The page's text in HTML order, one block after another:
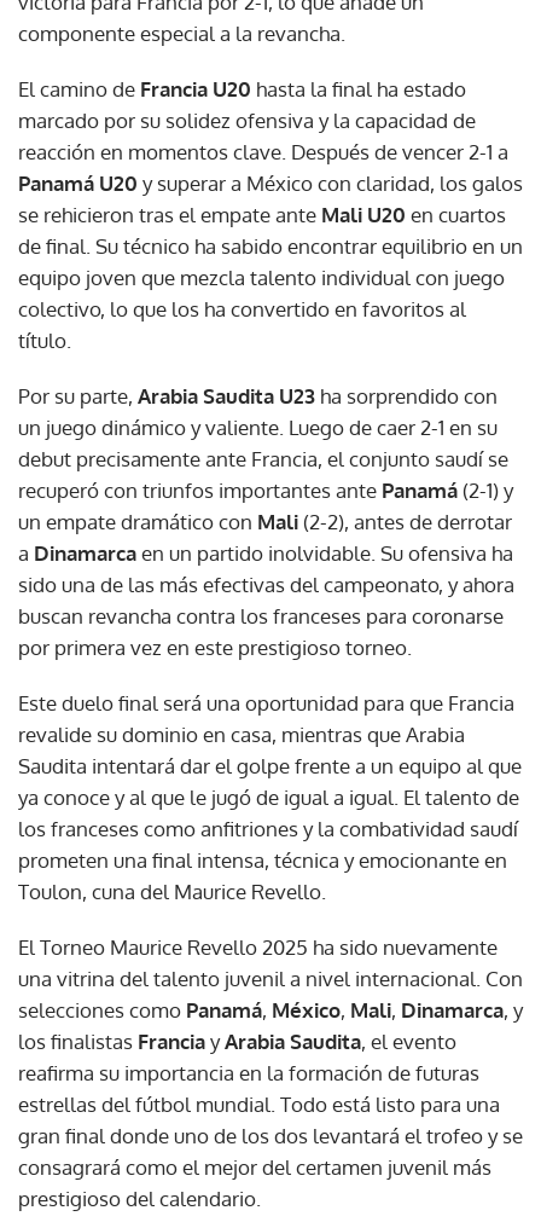
componente especial a la revancha.
El camino de Francia U20 hasta la final ha estado
marcado por su solidez ofensiva y la capacidad de
reacción en momentos clave. Después de vencer 2-1 a
Panamá U20 y superar a México con claridad, los galos
se rehicieron tras el empate ante Mali U20 en cuartos
de final. Su técnico ha sabido encontrar equilibrio en un
equipo joven que mezcla talento individual con juego
colectivo, lo que los ha convertido en favoritos al
título.
Por su parte, Arabia Saudita U23 ha sorprendido con
un juego dinámico y valiente. Luego de caer 2-1 en su
debut precisamente ante Francia, el conjunto saudí se
recuperó con triunfos importantes ante Panamá (2-1) y
un empate dramático con Mali (2-2), antes de derrotar
a Dinamarcaen un partido inolvidable. Su ofensiva ha
sido una de las más efectivas del campeonato, y ahora
buscan revancha contra los franceses para coronarse
por primera vez en este prestigioso torneo.
Este duelo final será una oportunidad para que Francia
revalide su dominio en casa, mientras que Arabia
Saudita intentará dar el golpe frente a un equipo al que
ya conoce y al que le jugó de igual a igual. El talento de
los franceses como anfitriones y la combatividad saudí
prometen una final intensa, técnica y emocionante en
Toulon, cuna del Maurice Revello.
El Torneo Maurice Revello 2025 ha sido nuevamente
una vitrina del talento juvenil a nivel internacional. Con
selecciones como Panamá, México, Mali, Dinamarca, y
los finalistas FranciayArabia Saudita, el evento
reafirma su importancia en la formación de futuras
estrellas del fútbol mundial. Todo está listo para una
gran final donde uno de los dos levantará el trofeo y se
consagrará como el mejor del certamen juvenil más
prestigioso del calendario.